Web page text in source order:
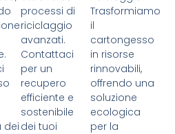
dei
processi di
riciclaggio
avanzati.
Contattaci
per un
recupero
efficiente e
sostenibile
dei tuoi
Trasformiamo
il
cartongesso
in risorse
rinnovabili,
offrendo una
soluzione
ecologica
per la